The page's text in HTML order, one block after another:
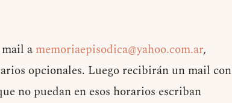
a memoriaepisodica@yahoo.com.ar,
opcionales. Luego recibirán un mail con
no puedan en esos horarios escriban